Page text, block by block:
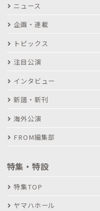
ニュース
企画・連載
トピックス
注目公演
インタビュー
新譜・新刊
海外公演
FROM編集部
特集・特設
特集TOP
ヤマハホール